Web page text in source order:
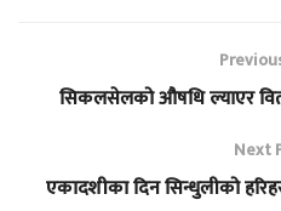
सिकलसेलको औषधि ल्याएर
Next
एकादशीका दिन सिन्धुलीको